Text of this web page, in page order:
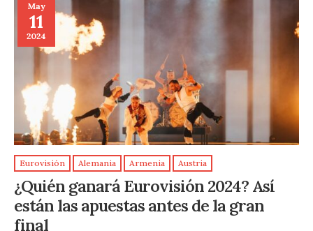
May
11
2024
Eurovisión Alemania Armenia Austria
¿Quién ganará Eurovisión 2024? Así
están las apuestas antes de la gran
final